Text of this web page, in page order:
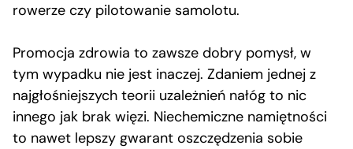
rowerze czy pilotowanie samolotu.
Promocja zdrowia to zawsze dobry pomysł, w
tym wypadku nie jest inaczej. Zdaniem jednej z
najgłośniejszych teorii uzależnień nałóg to nic
innego jak brak więzi. Niechemiczne namiętności
to nawet lepszy gwarant oszczędzenia sobie